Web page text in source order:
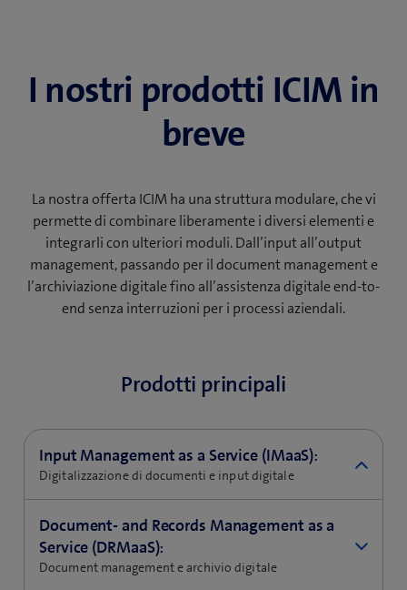
I nostri prodotti ICIM in
breve
La nostra offerta ICIM ha una struttura modulare, che vi
permette di combinare liberamente i diversi elementi e
integrarli con ulteriori moduli. Dall’input all’output
management, passando per il document management e
l’archiviazione digitale fino all’assistenza digitale end-to-
end senza interruzioni per i processi aziendali.
Prodotti principali
Input Management as a Service (IMaaS):
Digitalizzazione di documenti e input digitale
Applicazioni e vantaggi:
IMaaS (Input Management as a Service) è il canale
di input per tutta la corrispondenza commerciale.
Vi permette, ad esempio, di digitalizzare
Document- and Records Management as a
Service (DRMaaS):
Document management e archivio digitale